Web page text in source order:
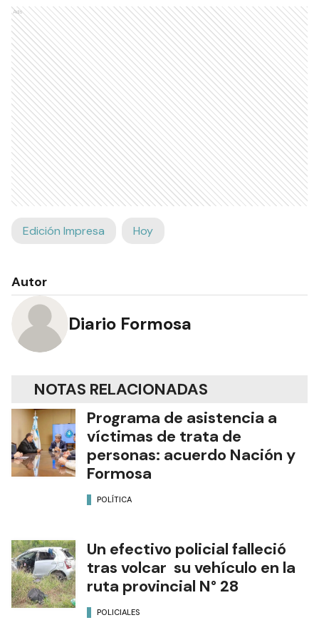
Ads
Edición Impresa Hoy
Autor
Diario Formosa
NOTAS RELACIONADAS
Programa de asistencia a
víctimas de trata de
personas: acuerdo Nación y
Formosa
POLÍTICA
Un efectivo policial falleció
tras volcar su vehículo en la
ruta provincial N° 28
POLICIALES